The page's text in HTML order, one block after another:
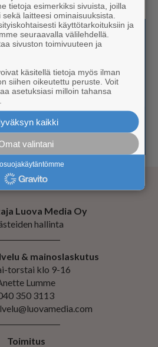
Luova Media Oy
hallinta
& mainoslaskutus
torstai klo 9-16
Lumme
350 3113
Toimitus
tietoja esimerkiksi sivuista, joilla
laitteesi ominaisuuksista.
käyttötarkoituksiin ja
seuraavalla välilehdellä.
sivuston toimivuuteen ja
käsitellä tietoja myös ilman
siihen oikeutettu peruste. Voit
asetuksiasi milloin tahansa
kaikki
valintani